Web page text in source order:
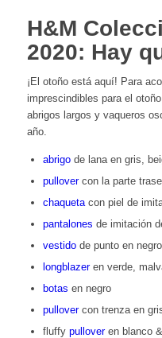
H&M
2020: Hay
¡El otoño está aquí! Para
imprescindibles para el
abrigos largos y vaqueros
año.
abrigode lana en gris,
pullovercon la parte
chaquetacon piel de
pantalones de imitación
vestidode punto en
longblazeren verde,
botas en negro
pullovercon trenza en
fluffy pulloveren blanco